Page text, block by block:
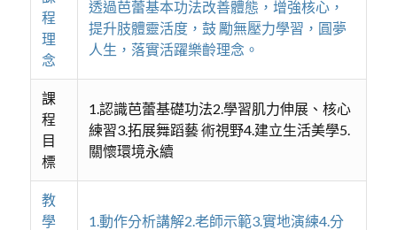
程
理
念
透過芭蕾基本功法改善體態，增強核心，
提升肢體靈活度，鼓 勵無壓力學習，圓夢
人生，落實活躍樂齡理念。
課
程
目
標
1.認識芭蕾基礎功法2.學習肌力伸展、核心
練習3.拓展舞蹈藝 術視野4.建立生活美學5.
關懷環境永續
教
學
1.動作分析講解2.老師示範3.實地演練4.分